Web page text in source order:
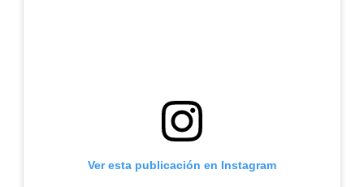
Ver esta publicación en Instagram